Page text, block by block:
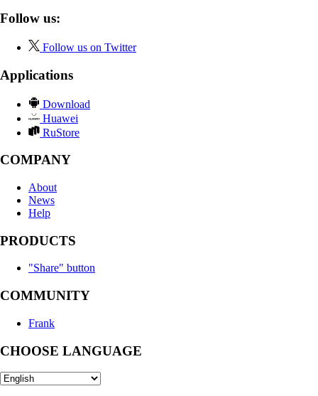
Follow us:
Follow us on Twitter
Applications
Download
Huawei
RuStore
COMPANY
About
News
Help
PRODUCTS
"Share" button
COMMUNITY
Frank
CHOOSE LANGUAGE